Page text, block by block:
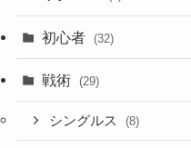
初心者 (32)
戦術 (29)
シングルス (8)